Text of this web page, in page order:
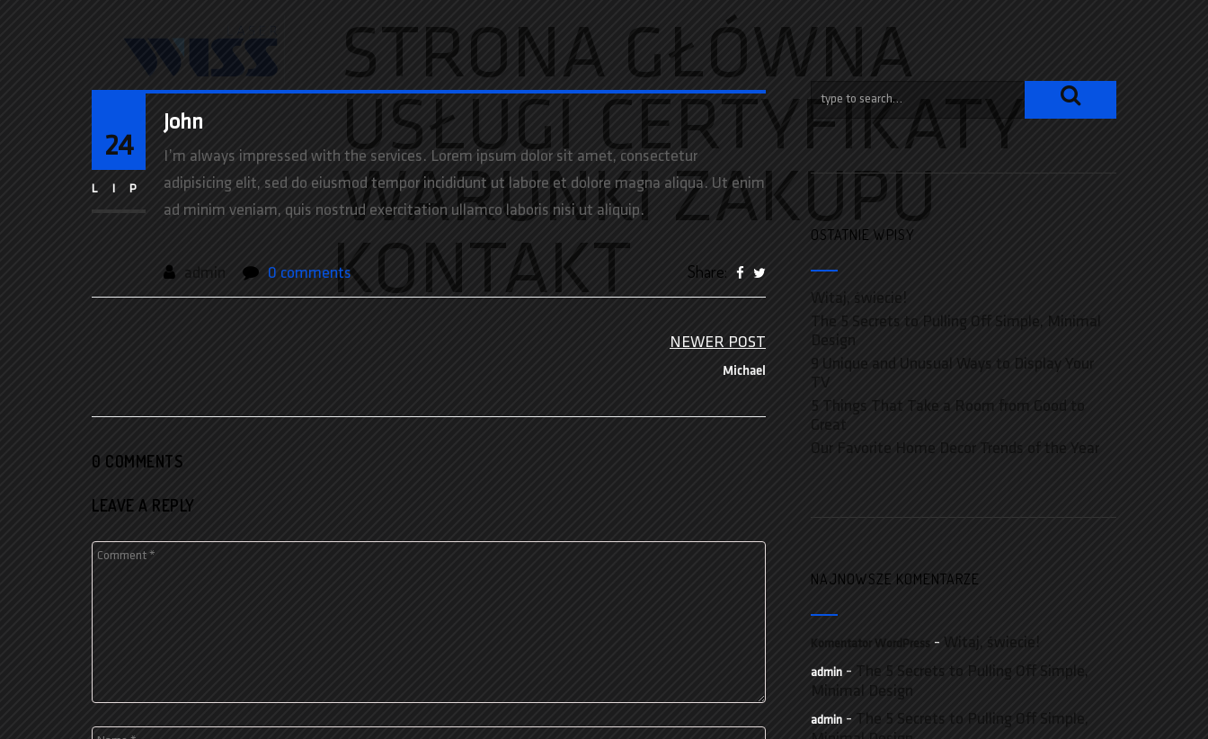
STRONA GŁÓWNA
USŁUGI CERTYFIKATY
WARUNKI ZAKUPU
KONTAKT
24
LIP
John
I’m always impressed with the services. Lorem ipsum dolor sit amet, consectetur
adipisicing elit, sed do eiusmod tempor incididunt ut labore et dolore magna aliqua. Ut enim
ad minim veniam, quis nostrud exercitation ullamco laboris nisi ut aliquip.
admin 0 comments Share:
NEWER POST
Michael
0 COMMENTS
LEAVE A REPLY
OSTATNIE WPISY
Witaj, świecie!
The 5 Secrets to Pulling Off Simple, Minimal
Design
9 Unique and Unusual Ways to Display Your
TV
5 Things That Take a Room from Good to
Great
Our Favorite Home Decor Trends of the Year
NAJNOWSZE KOMENTARZE
Komentator WordPress - Witaj, świecie!
admin - The 5 Secrets to Pulling Off Simple,
Minimal Design
admin - The 5 Secrets to Pulling Off Simple,